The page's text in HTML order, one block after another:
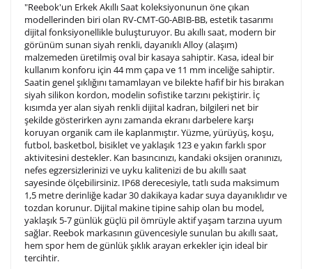
1. Satır
2. Satır
10/ 10
3. Satır
10 / 10
Lütfen font seçiniz
Ön İzleme Kişiselleştir Vazgeç
Kişiselleştirilmiş ürünlerin teslim süresi gravür işleme
"Reebok'un Erkek Akıllı Saat koleksiyonunun öne çıkan
modellerinden biri olan RV-CMT-G0-ABIB-BB, estetik tasarımı
dijital fonksiyonellikle buluşturuyor. Bu akıllı saat, modern bir
görünüm sunan siyah renkli, dayanıklı Alloy (alaşım)
malzemeden üretilmiş oval bir kasaya sahiptir. Kasa, ideal bir
kullanım konforu için 44 mm çapa ve 11 mm inceliğe sahiptir.
Saatin genel şıklığını tamamlayan ve bilekte hafif bir his bırakan
siyah silikon kordon, modelin sofistike tarzını pekiştirir. İç
kısımda yer alan siyah renkli dijital kadran, bilgileri net bir
şekilde gösterirken aynı zamanda ekranı darbelere karşı
koruyan organik cam ile kaplanmıştır. Yüzme, yürüyüş, koşu,
futbol, basketbol, bisiklet ve yaklaşık 123 e yakın farklı spor
aktivitesini destekler. Kan basıncınızı, kandaki oksijen oranınızı,
nefes egzersizlerinizi ve uyku kalitenizi de bu akıllı saat
sayesinde ölçebilirsiniz. IP68 derecesiyle, tatlı suda maksimum
1,5 metre derinliğe kadar 30 dakikaya kadar suya dayanıklıdır ve
tozdan korunur. Dijital makine tipine sahip olan bu model,
yaklaşık 5-7 günlük güçlü pil ömrüyle aktif yaşam tarzına uyum
sağlar. Reebok markasının güvencesiyle sunulan bu akıllı saat,
hem spor hem de günlük şıklık arayan erkekler için ideal bir
tercihtir.